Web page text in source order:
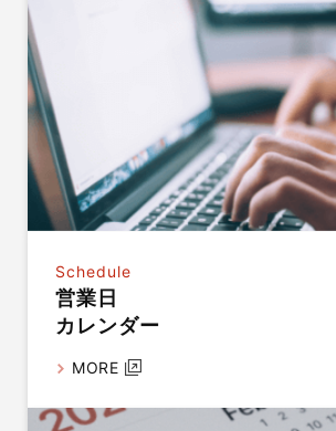
Schedule
営業日
カレンダー
MORE